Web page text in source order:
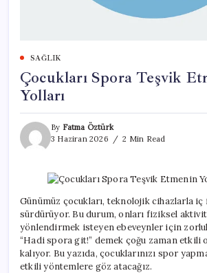
SAĞLIK
Çocukları Spora Teşvik
Yolları
By Fatma Öztürk
3 Haziran 2026
2 Min Read
Günümüz çocukları, teknolojik cihazlarla iç
sürdürüyor. Bu durum, onları fiziksel
yönlendirmek isteyen ebeveynler için
“Hadi spora git!” demek çoğu zaman etkili
kalıyor. Bu yazıda, çocuklarınızı spor
etkili yöntemlere göz atacağız.